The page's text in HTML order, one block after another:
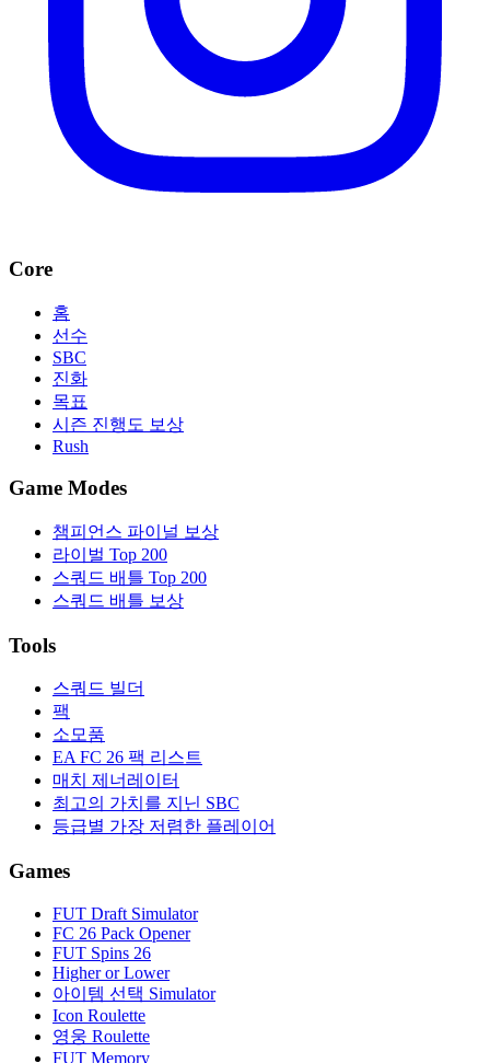
Core
홈
선수
SBC
진화
목표
시즌 진행도 보상
Rush
Game Modes
챔피언스 파이널 보상
라이벌 Top 200
스쿼드 배틀 Top 200
스쿼드 배틀 보상
Tools
스쿼드 빌더
팩
소모품
EA FC 26 팩 리스트
매치 제너레이터
최고의 가치를 지닌 SBC
등급별 가장 저렴한 플레이어
Games
FUT Draft Simulator
FC 26 Pack Opener
FUT Spins 26
Higher or Lower
아이템 선택 Simulator
Icon Roulette
영웅 Roulette
FUT Memory